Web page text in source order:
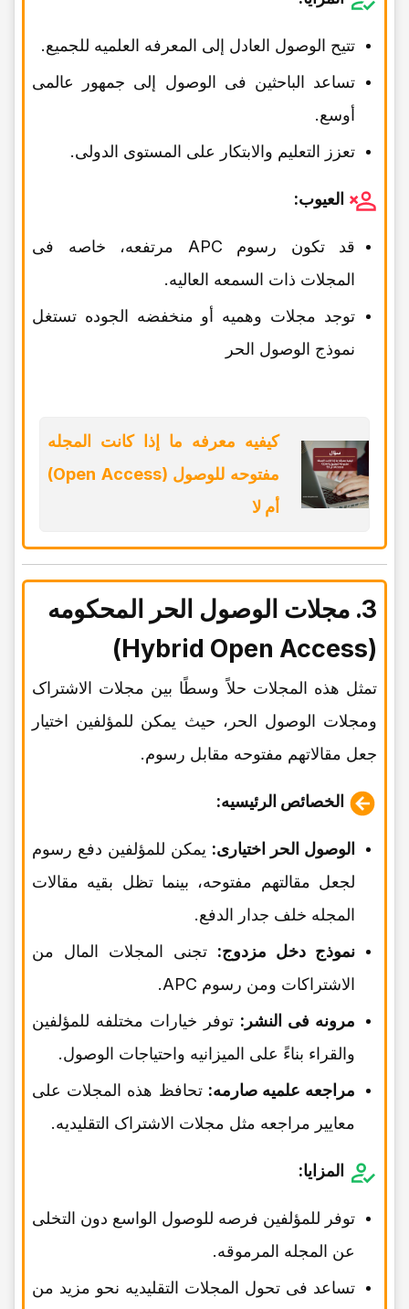
تتیح الوصول العادل إلى المعرفه العلمیه للجمیع.
تساعد الباحثین فی الوصول إلى جمهور عالمی
أوسع.
تعزز التعلیم والابتکار على المستوى الدولی.
العیوب:
قد تکون رسوم APC مرتفعه، خاصه فی
المجلات ذات السمعه العالیه.
توجد مجلات وهمیه أو منخفضه الجوده تستغل
نموذج الوصول الحر
کیفیه معرفه ما إذا کانت المجله
مفتوحه للوصول (Open Access)
أم لا
3. مجلات الوصول الحر المحکومه
(Hybrid Open Access)
تمثل هذه المجلات حلاً وسطًا بین مجلات الاشتراک
ومجلات الوصول الحر، حیث یمکن للمؤلفین اختیار
جعل مقالاتهم مفتوحه مقابل رسوم.
الخصائص الرئیسیه:
الوصول الحر اختیاری: یمکن للمؤلفین دفع رسوم
لجعل مقالتهم مفتوحه، بینما تظل بقیه مقالات
المجله خلف جدار الدفع.
نموذج دخل مزدوج: تجنی المجلات المال من
الاشتراکات ومن رسوم APC.
مرونه فی النشر: توفر خیارات مختلفه للمؤلفین
والقراء بناءً على المیزانیه واحتیاجات الوصول.
مراجعه علمیه صارمه: تحافظ هذه المجلات على
معاییر مراجعه مثل مجلات الاشتراک التقلیدیه.
المزایا:
توفر للمؤلفین فرصه للوصول الواسع دون التخلی
عن المجله المرموقه.
تساعد فی تحول المجلات التقلیدیه نحو مزید من